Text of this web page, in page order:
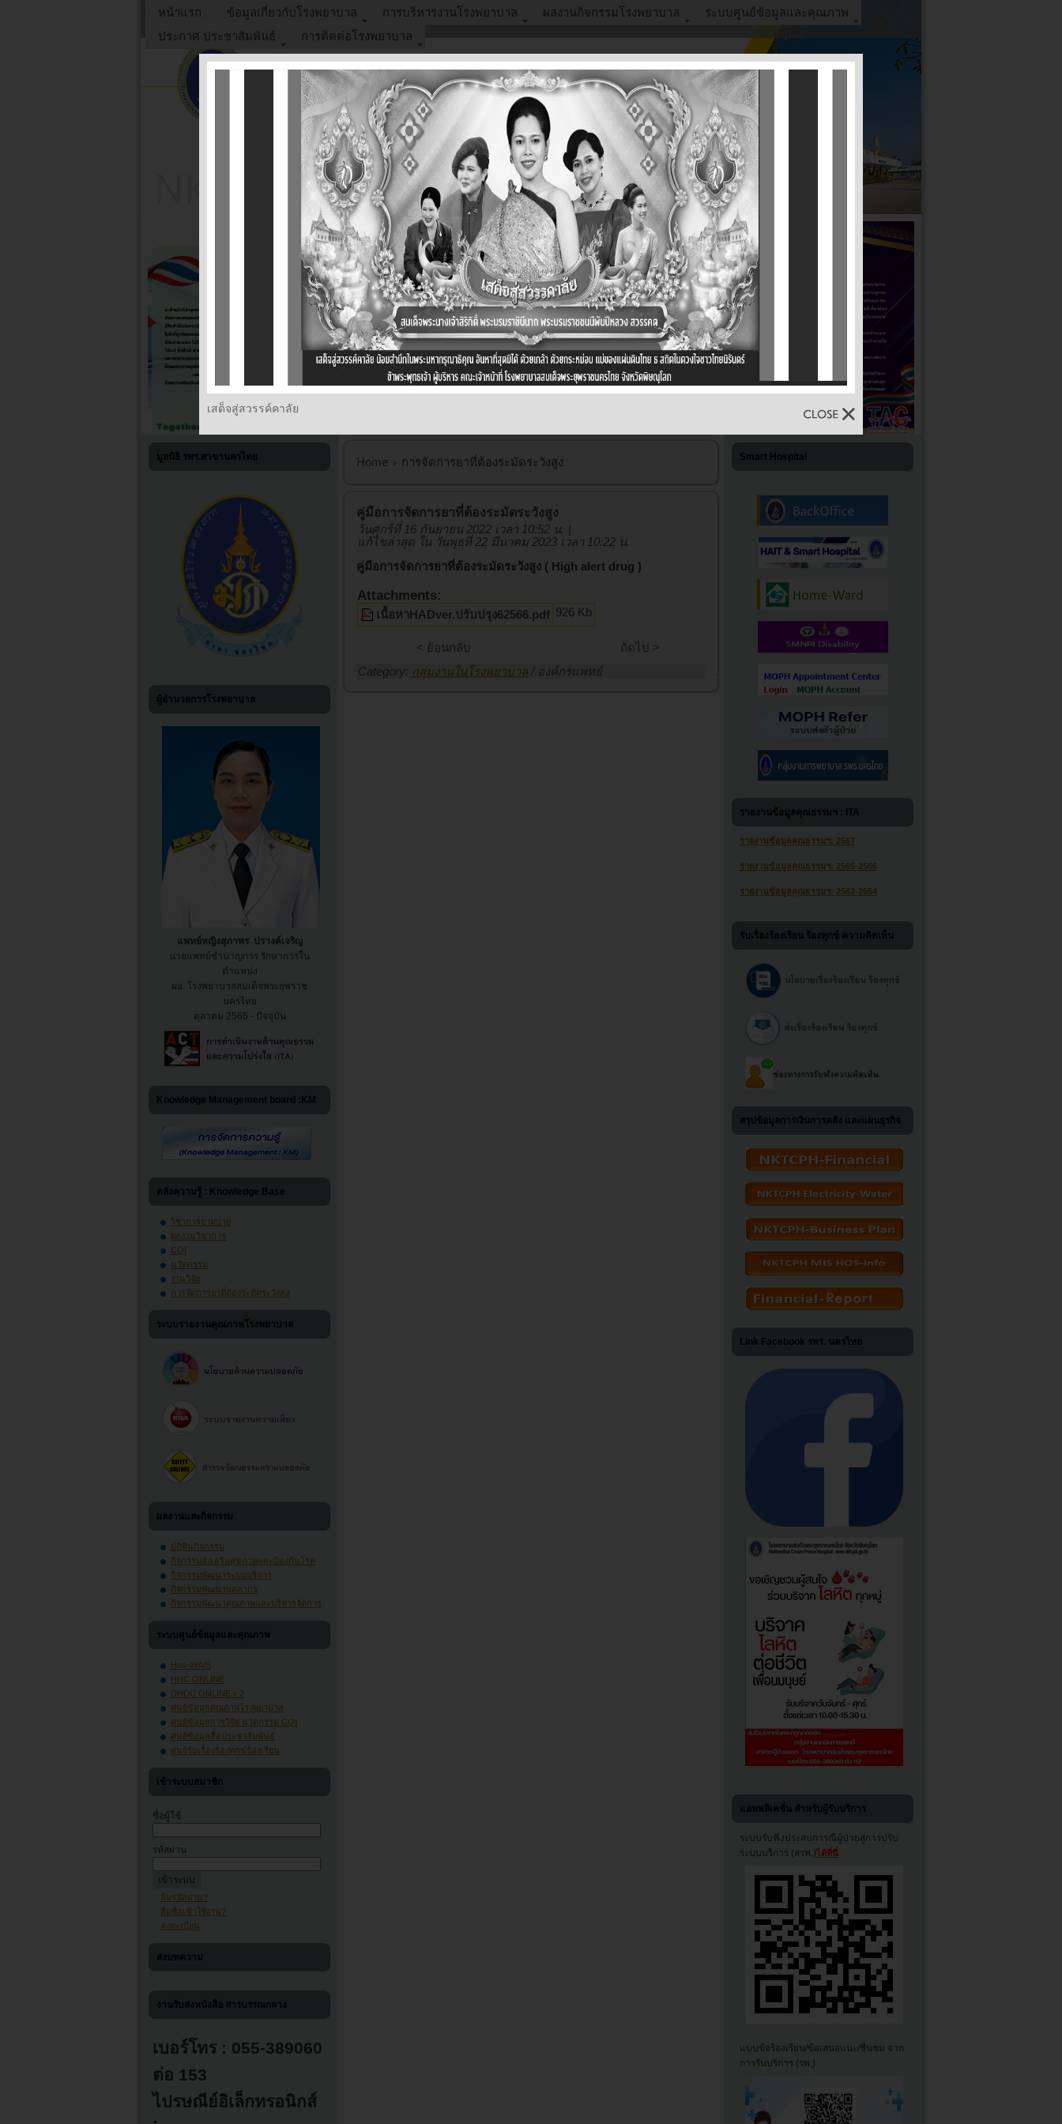
หน้าแรก ข้อมูลเกี่ยวกับโรงพยาบาล การบริหารงานโรงพยาบาล ผลงานกิจกรรมโรงพยาบาล
ระบบศูนย์ข้อมูลและคุณภาพ
ประกาศ ประชาสัมพันธ์
การติดต่อโรงพยาบาล
มูลนิธิ รพร.สาขานครไทย
ผู้อำนวยการโรงพยาบาล
แพทย์หญิงสุภาพร ปรางค์เจริญ
นายแพทย์ชำนาญการ รักษาการใน
ตำแหน่ง
ผอ. โรงพยาบาลสมเด็จพระยุพราช
นครไทย
ตุลาคม 2565 - ปัจจุบัน
Knowledge Management board :KM
คลังความรู้ : Knowledge Base
วิชาการยามบ่าย
ผลงานวิชาการ
CQI
นวัตกรรม
งานวิจัย
การจัดการยาที่ต้องระมัดระวังสูง
ระบบรายงานคุณภาพโรงพยาบาล
ผลงานและกิจกรรม
ปฏิทินกิจกรรม
กิจกรรมส่งเสริมสุขภาพและป้องกันโรค
กิจกรรมพัฒนาระบบบริการ
กิจกรรมพัฒนาบุคลากร
กิจกรรมพัฒนาคุณภาพและบริหารจัดการ
ระบบศูนย์ข้อมูลและคุณภาพ
Hos-WAIS
HHC ONLINE
DHDC ONLINE v.2
ศูนย์ข้อมูลคุณภาพโรงพยาบาล
ศูนย์ข้อมูลการวิจัย นวตกรรม CQI
ศูนย์ข้อมูลสื่อประชาสัมพันธ์
ศูนย์รับเรื่องร้องทุกข์ร้องเรียน
เข้าระบบสมาชิก
ชื่อผู้ใช้
รหัสผ่าน
ลืมรหัสผ่าน?
ลืมชื่อเข้าใช้งาน?
ลงทะเบียน
ส่งบทความ
งานรับส่งหนังสือ สารบรรณกลาง
เบอร์โทร : 055-389060
ต่อ 153
ไปรษณีย์อิเล็กทรอนิกส์
Home การจัดการยาที่ต้องระมัดระวังสูง
คู่มือการจัดการยาที่ต้องระมัดระวังสูง
วันศุกร์ที่ 16 กันยายน 2022 เวลา 10:52 น. |
แก้ไขล่าสุด ใน วันพุธที่ 22 มีนาคม 2023 เวลา 10:22 น.
คู่มือการจัดการยาที่ต้องระมัดระวังสูง ( High alert drug )
Attachments:
เนื้อหาHADver.ปรับปรุง62566.pdf 926 Kb
< ย้อนกลับ
ถัดไป >
Category: กลุ่มงานในโรงพยาบาล / องค์กรแพทย์
Smart Hospital
รายงานข้อมูลคุณธรรมฯ : ITA
รายงานข้อมูลคุณธรรมฯ: 2567
รายงานข้อมูลคุณธรรมฯ: 2565-2566
รายงานข้อมูลคุณธรรมฯ: 2562-2654
รับเรื่องร้องเรียน ร้องทุกข์ ความคิดเห็น
สรุปข้อมูลการเงินการคลัง และแผนธุรกิจ
Link Facebook รพร. นครไทย
แอพพลิเคชั่น สำหรับผู้รับบริการ
ระบบรับฟังประสบการณืผู้ป่วยสู่การปรับ
ระบบบริการ (สรพ.)ได้ที่นี่
แบบข้อร้องเรียน/ข้อเสนอแนะ/ชื่นชม จาก
การรับบริการ (รพ.)
เสด็จสู่สวรรค์คาลัย